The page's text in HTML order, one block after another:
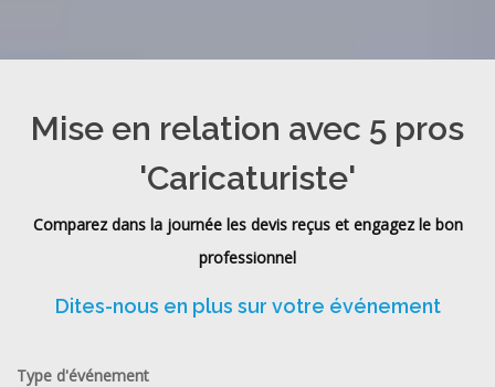
Mise en relation avec 5 pros
'Caricaturiste'
Comparez dans la journée les devis reçus et engagez le bon
professionnel
Dites-nous en plus sur votre événement
Type d'événement